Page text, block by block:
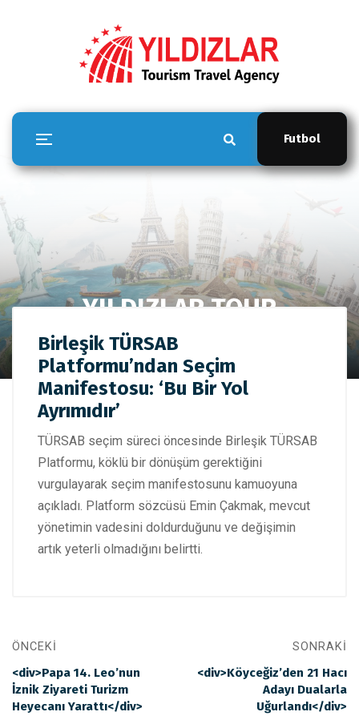
Futbol
YILDIZLAR TOUR
Anasayfa
YILDIZLAR TOUR
Birleşik TÜRSAB Platformu’ndan Seçim Manifestosu: ‘Bu Bir
Yol Ayrımıdır’
Birleşik TÜRSAB
Platformu’ndan Seçim
Manifestosu: ‘Bu Bir Yol
Ayrımıdır’
TÜRSAB seçim süreci öncesinde Birleşik TÜRSAB
Platformu, köklü bir dönüşüm gerektiğini
vurgulayarak seçim manifestosunu kamuoyuna
açıkladı. Platform sözcüsü Emin Çakmak, mevcut
yönetimin vadesini doldurduğunu ve değişimin
artık yeterli olmadığını belirtti.
ÖNCEKI
<div>Papa 14. Leo’nun
İznik Ziyareti Turizm
Heyecanı Yarattı</div>
SONRAKI
<div>Köyceğiz’den 21 Hacı
Adayı Dualarla
Uğurlandı</div>